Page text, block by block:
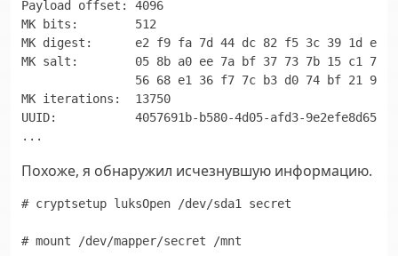
Payload offset: 4096
MK bits:        512
MK digest:      e2 f9 fa 7d 44 dc 82 f5 3c 39 1d e2
MK salt:        05 8b a0 ee 7a bf 37 73 7b 15 c1 7a
56 68 e1 36 f7 7c b3 d0 74 bf 21 98
MK iterations:  13750
UUID:           4057691b-b580-4d05-afd3-9e2efe8d65d3
Похоже, я обнаружил исчезнувшую информацию.
# cryptsetup luksOpen /dev/sda1 secret
# mount /dev/mapper/secret /mnt